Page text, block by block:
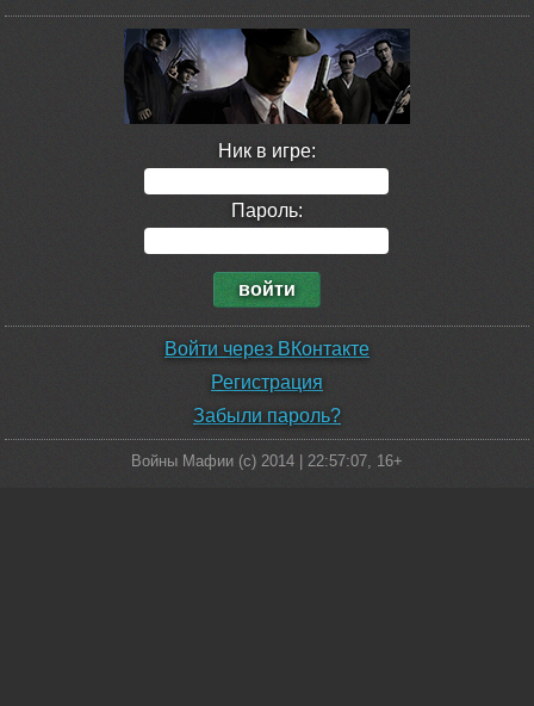
Ник в игре:
Пароль:
Войти через ВКонтакте
Регистрация
Забыли пароль?
Войны Мафии (c) 2014 | 22:57:07, 16+